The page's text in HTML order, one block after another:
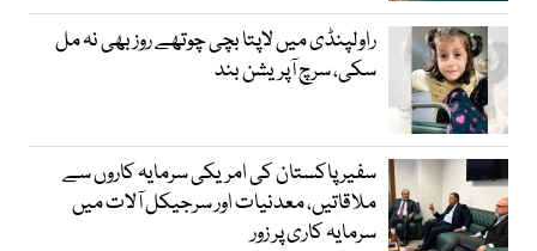
راولپنڈی میں لاپتا بچی چوتھے روز بھی نہ مل
سکی، سرچ آپریشن بند
سفیر پاکستان کی امریکی سرمایہ کاروں سے
ملاقاتیں، معدنیات اور سرجیکل آلات میں
سرمایہ کاری پر زور